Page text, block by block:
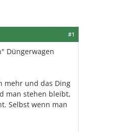
#1
Düngerwagen
mehr und das Ding
man stehen bleibt,
Selbst wenn man